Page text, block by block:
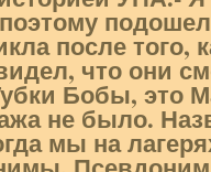
после того,
что они
Бобы, это
не было.
мы на